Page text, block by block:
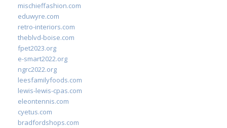
mischieffashion.com
eduwyre.com
retro-interiors.com
theblvd-boise.com
fpet2023.org
e-smart2022.org
ngrc2022.org
leesfamilyfoods.com
lewis-lewis-cpas.com
eleontennis.com
cyetus.com
bradfordshops.com